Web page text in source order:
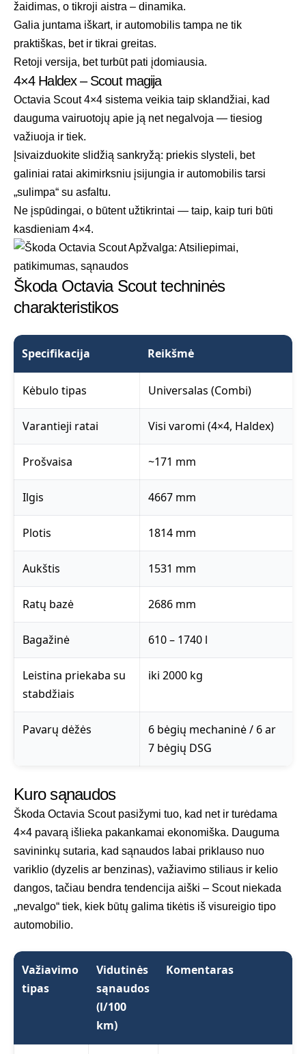
žaidimas, o tikroji aistra – dinamika.
Galia juntama iškart, ir automobilis tampa ne tik
praktiškas, bet ir tikrai greitas.
Retoji versija, bet turbūt pati įdomiausia.
4×4 Haldex – Scout magija
Octavia Scout 4×4 sistema veikia taip sklandžiai, kad
dauguma vairuotojų apie ją net negalvoja — tiesiog
važiuoja ir tiek.
Įsivaizduokite slidžią sankryžą: priekis slysteli, bet
galiniai ratai akimirksniu įsijungia ir automobilis tarsi
„sulimpa“ su asfaltu.
Ne įspūdingai, o būtent užtikrintai — taip, kaip turi būti
kasdieniam 4×4.
Škoda Octavia Scout techninės
charakteristikos
Specifikacija Reikšmė
Kėbulo tipas Universalas (Combi)
Varantieji ratai Visi varomi (4×4, Haldex)
Prošvaisa ~171 mm
Ilgis 4667 mm
Plotis 1814 mm
Aukštis 1531 mm
Ratų bazė 2686 mm
Bagažinė 610 – 1740 l
Leistina priekaba su
stabdžiais
iki 2000 kg
Pavarų dėžės
6 bėgių mechaninė / 6 ar
7 bėgių DSG
Kuro sąnaudos
Škoda Octavia Scout pasižymi tuo, kad net ir turėdama
4×4 pavarą išlieka pakankamai ekonomiška. Dauguma
savininkų sutaria, kad sąnaudos labai priklauso nuo
variklio (dyzelis ar benzinas), važiavimo stiliaus ir kelio
dangos, tačiau bendra tendencija aiški – Scout niekada
„nevalgo“ tiek, kiek būtų galima tikėtis iš visureigio tipo
automobilio.
Važiavimo
tipas
Vidutinės
sąnaudos
(l/100
km)
Komentaras